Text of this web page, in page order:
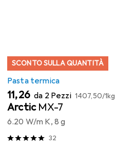
SCONTO SULLA QUANTITÀ
Pasta termica
EUR
11,26 da 2 Pezzi EUR
1407,50/1kg
Arctic MX-7
6.20 W/m K, 8 g
32